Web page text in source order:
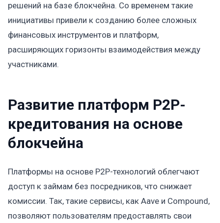
решений на базе блокчейна. Со временем такие
инициативы привели к созданию более сложных
финансовых инструментов и платформ,
расширяющих горизонты взаимодействия между
участниками.
Развитие платформ P2P-
кредитования на основе
блокчейна
Платформы на основе P2P-технологий облегчают
доступ к займам без посредников, что снижает
комиссии. Так, такие сервисы, как Aave и Compound,
позволяют пользователям предоставлять свои